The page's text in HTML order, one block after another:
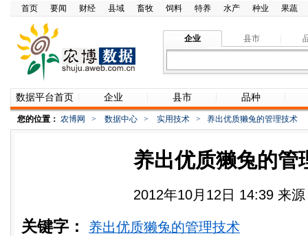
首页 要闻 财经 县域 畜牧 饲料 特养 水产 种业 果蔬
企业 县市
数据平台首页 企业 县市 品种
您的位置： 农博网 > 数据中心 > 实用技术 > 养出优质獭兔的管理技术
养出优质獭兔的管
2012年10月12日 14:39 来
关键字： 养出优质獭兔的管理技术